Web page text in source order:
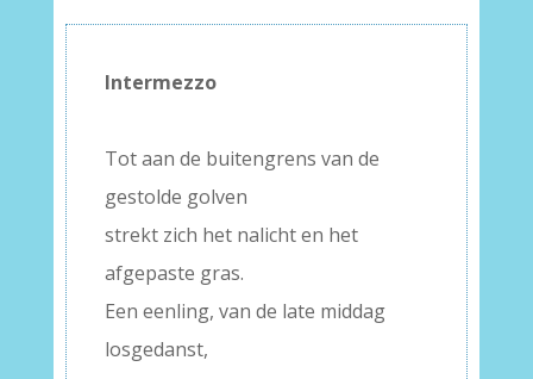
Intermezzo
Tot aan de buitengrens van de
gestolde golven
strekt zich het nalicht en het
afgepaste gras.
Een eenling, van de late middag
losgedanst,